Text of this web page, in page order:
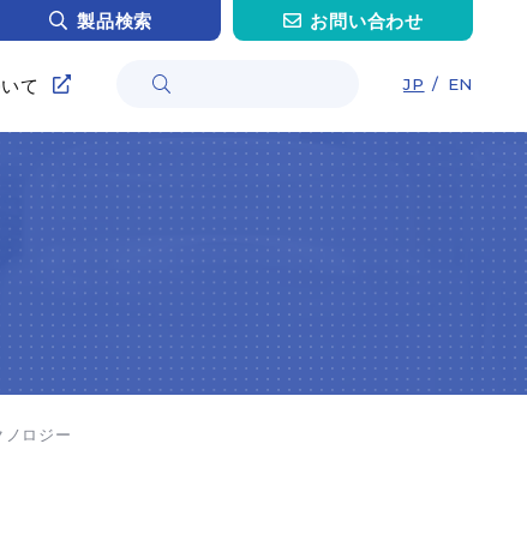
製品検索 お問い合わせ
て
タビュー H.O.さん
タビュー C.Z.さん
タビュー T.H.さん
タビュー Y.M.さん
ー
JP / EN
ロジー